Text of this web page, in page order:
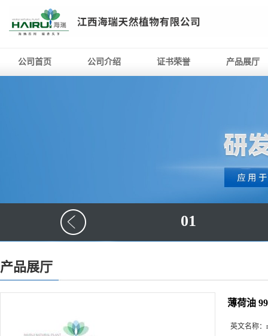
公司首页 公司介绍 证书荣誉 产品展厅
01
产品展厅
薄荷油
英文名称：